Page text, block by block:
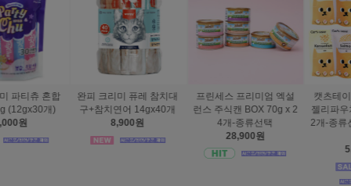
치대
개
프린세스 프리미엄 엑설
런스 주식캔 BOX 70g x 2
4개-종류선택
28,900원
캣츠테이스트 스탠다드
젤리파우치 SET 75g x 1
2개-종류선택(유통26년7
5,900원
완피 크리미 퓨
버라이어티
21,900원